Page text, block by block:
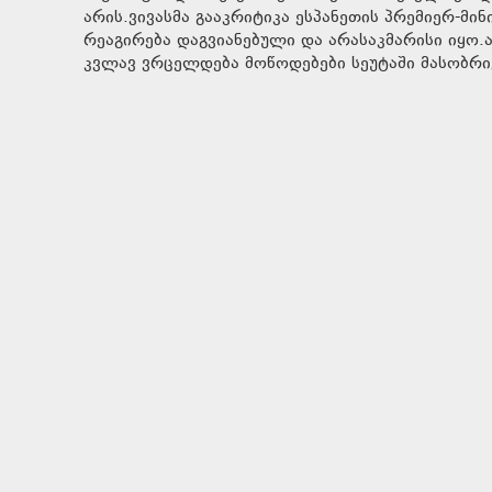
არის.ვივასმა გააკრიტიკა ესპანეთის პრემიერ-
რეაგირება დაგვიანებული და არასაკმარისი
კვლავ ვრცელდება მოწოდებები სეუტაში